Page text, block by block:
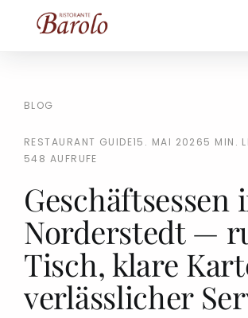
BLOG
RESTAURANT GUIDE15. MAI 20265 MIN.
548 AUFRUFE
Geschäftsessen
Norderstedt —
Tisch, klare
verlässlicher